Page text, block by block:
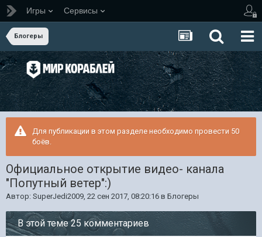
Игры Сервисы
Блогеры
Для публикации в этом разделе необходимо провести 50
боёв.
Официальное открытие видео- канала
"Попутный ветер":)
Автор: SuperJedi2009, 22 сен 2017, 08:20:16 в Блогеры
В этой теме 25 комментариев